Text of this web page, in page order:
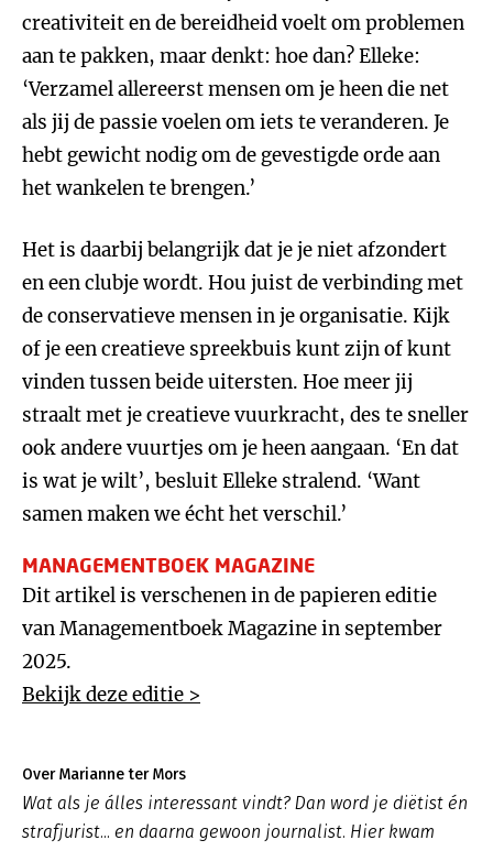
creativiteit en de bereidheid voelt om problemen
aan te pakken, maar denkt: hoe dan? Elleke:
‘Verzamel allereerst mensen om je heen die net
als jij de passie voelen om iets te veranderen. Je
hebt gewicht nodig om de gevestigde orde aan
het wankelen te brengen.’
Het is daarbij belangrijk dat je je niet afzondert
en een clubje wordt. Hou juist de verbinding met
de conservatieve mensen in je organisatie. Kijk
of je een creatieve spreekbuis kunt zijn of kunt
vinden tussen beide uitersten. Hoe meer jij
straalt met je creatieve vuurkracht, des te sneller
ook andere vuurtjes om je heen aangaan. ‘En dat
is wat je wilt’, besluit Elleke stralend. ‘Want
samen maken we écht het verschil.’
MANAGEMENTBOEK MAGAZINE
Dit artikel is verschenen in de papieren editie
van Managementboek Magazine in september
2025.
Bekijk deze editie >
Over Marianne ter Mors
Wat als je álles interessant vindt? Dan word je diëtist én
strafjurist... en daarna gewoon journalist. Hier kwam